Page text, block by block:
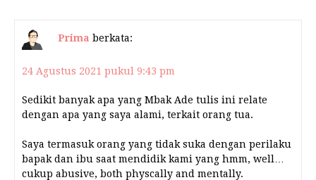
Prima berkata:
24 Agustus 2021 pukul 9:43 pm
Sedikit banyak apa yang Mbak Ade tulis ini relate
dengan apa yang saya alami, terkait orang tua.
Saya termasuk orang yang tidak suka dengan perilaku
bapak dan ibu saat mendidik kami yang hmm, well…
cukup abusive, both physcally and mentally.